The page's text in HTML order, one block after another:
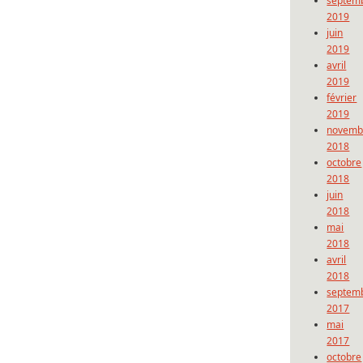
2019
juin
2019
avril
2019
février
2019
2018
octobre
2018
juin
2018
mai
2018
avril
2018
2017
mai
2017
octobre